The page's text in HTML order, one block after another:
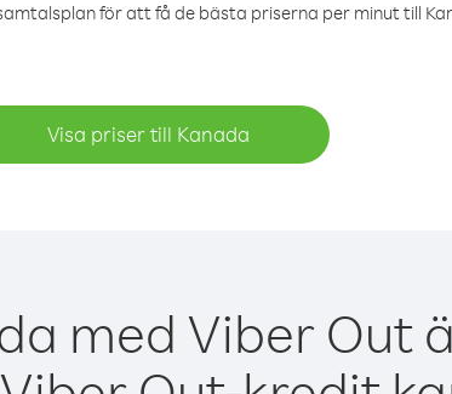
för att få de bästa priserna per minut till
Visa priser till Kanada
med Viber Out